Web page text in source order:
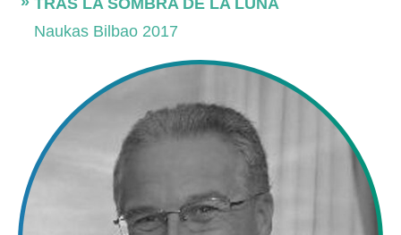
TRAS LA SOMBRA DE LA LUNA
Naukas Bilbao 2017